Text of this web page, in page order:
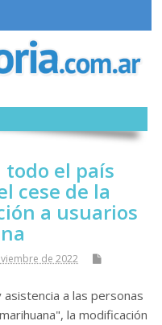
todo el país
cese de la
a usuarios
de 2022
a las personas
la modificación